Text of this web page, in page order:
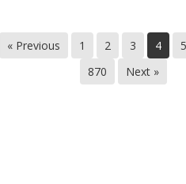
pengendara
« Previous 1 2 3 4 5
870
Next »